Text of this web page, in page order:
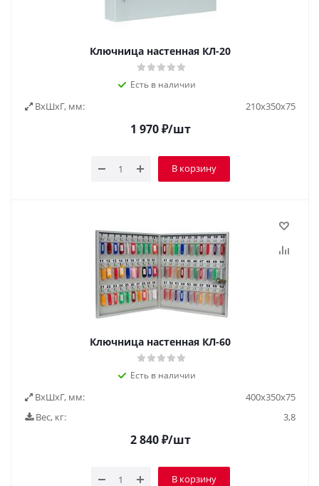
Ключница настенная КЛ-20
Есть в наличии
ВxШxГ, мм: 210x350x75
1 970₽/шт
В корзину
Ключница настенная КЛ-60
Есть в наличии
ВxШxГ, мм:
400х350х75
Вес, кг:
3,8
2 840₽/шт
В корзину